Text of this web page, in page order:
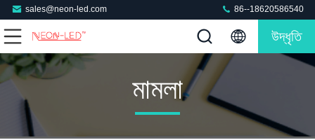
sales@neon-led.com 86--18620586540
উদ্ধৃতি
মামলা